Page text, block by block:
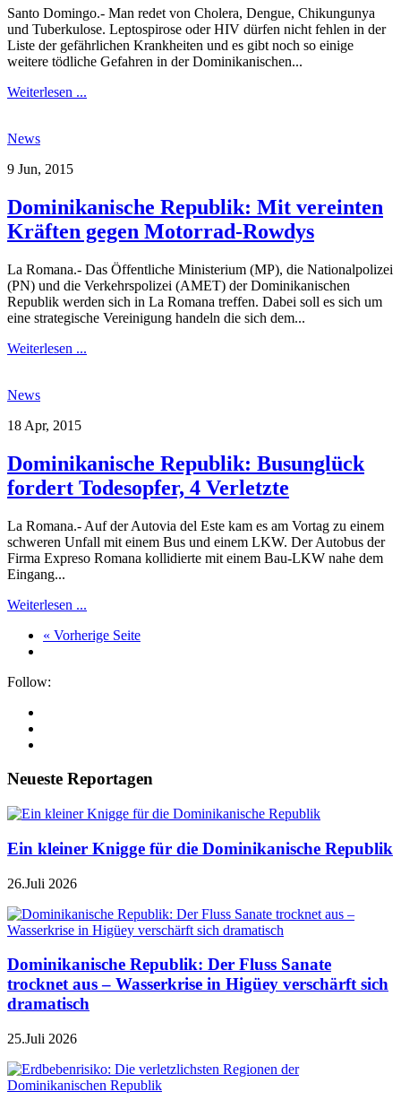
Santo Domingo.- Man redet von Cholera, Dengue, Chikungunya
und Tuberkulose. Leptospirose oder HIV dürfen nicht fehlen in der
Liste der gefährlichen Krankheiten und es gibt noch so einige
weitere tödliche Gefahren in der Dominikanischen...
Weiterlesen ...
News
9 Jun, 2015
Dominikanische Republik: Mit vereinten
Kräften gegen Motorrad-Rowdys
La Romana.- Das Öffentliche Ministerium (MP), die Nationalpolizei
(PN) und die Verkehrspolizei (AMET) der Dominikanischen
Republik werden sich in La Romana treffen. Dabei soll es sich um
eine strategische Vereinigung handeln die sich dem...
Weiterlesen ...
News
18 Apr, 2015
Dominikanische Republik: Busunglück
fordert Todesopfer, 4 Verletzte
La Romana.- Auf der Autovia del Este kam es am Vortag zu einem
schweren Unfall mit einem Bus und einem LKW. Der Autobus der
Firma Expreso Romana kollidierte mit einem Bau-LKW nahe dem
Eingang...
Weiterlesen ...
« Vorherige Seite
Follow:
Neueste Reportagen
Ein kleiner Knigge für die Dominikanische Republik
26.Juli 2026
Dominikanische Republik: Der Fluss Sanate
trocknet aus – Wasserkrise in Higüey verschärft sich
dramatisch
25.Juli 2026